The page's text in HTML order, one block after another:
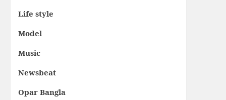
Life style
Model
Music
Newsbeat
Opar Bangla